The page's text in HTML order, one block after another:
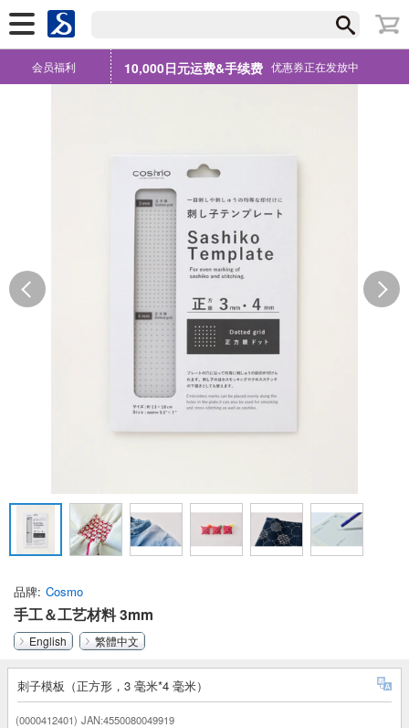
会员福利 10,000日元运费&手续费 优惠券正在发放中
品牌 Cosmo
手工＆工艺材料 3mm
English 繁體中文
刺子模板（正方形，3 毫米*4 毫米）
(0000412401) JAN:4550080049919